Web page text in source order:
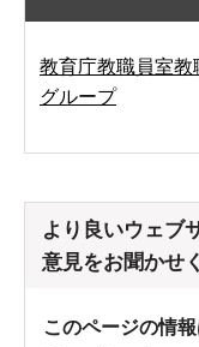
教育庁教職員室
グループ
より良いウェブ
意見をお聞かせ
このページの情